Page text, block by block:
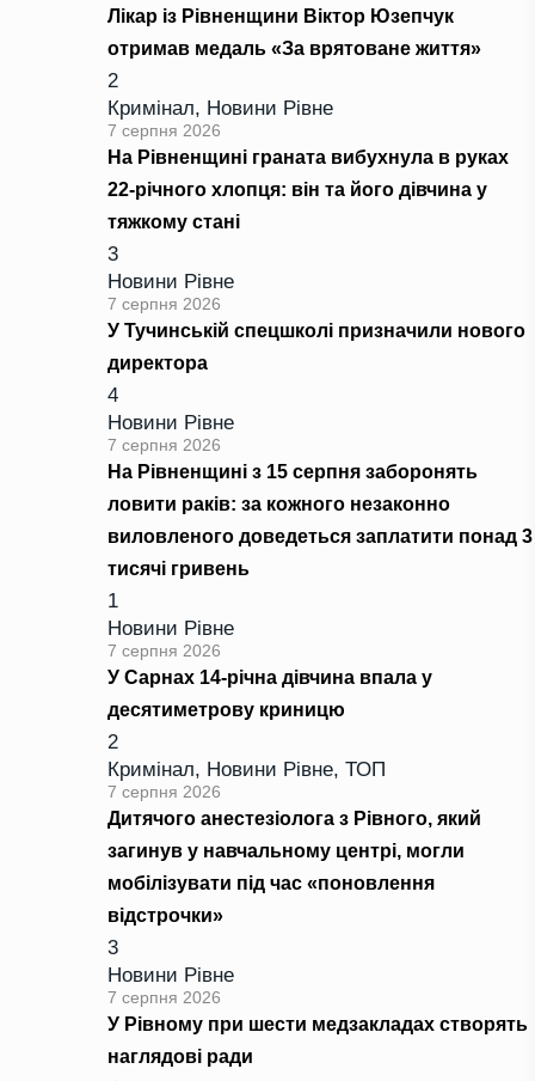
Лікар із Рівненщини Віктор Юзепчук
отримав медаль «За врятоване життя»
2
Кримінал, Новини Рівне
7 серпня 2026
На Рівненщині граната вибухнула в руках
22-річного хлопця: він та його дівчина у
тяжкому стані
3
Новини Рівне
7 серпня 2026
У Тучинській спецшколі призначили нового
директора
4
Новини Рівне
7 серпня 2026
На Рівненщині з 15 серпня заборонять
ловити раків: за кожного незаконно
виловленого доведеться заплатити понад 3
тисячі гривень
1
Новини Рівне
7 серпня 2026
У Сарнах 14-річна дівчина впала у
десятиметрову криницю
2
Кримінал, Новини Рівне, ТОП
7 серпня 2026
Дитячого анестезіолога з Рівного, який
загинув у навчальному центрі, могли
мобілізувати під час «поновлення
відстрочки»
3
Новини Рівне
7 серпня 2026
У Рівному при шести медзакладах створять
наглядові ради